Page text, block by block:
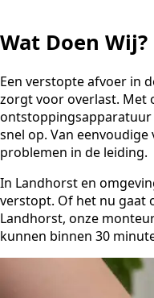
Wat Doen Wij?
Een verstopte afvoer in
zorgt voor overlast. Met
ontstoppingsapparatuur
snel op. Van
problemen in de leiding.
In Landhorst en
verstopt. Of het nu gaat
Landhorst, onze
kunnen binnen 30